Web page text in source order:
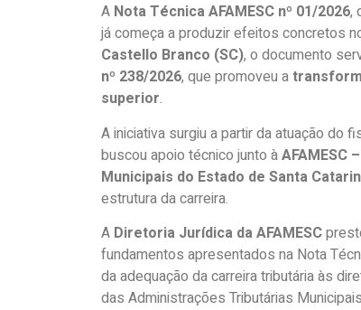
A Nota Técnica AFAMESC nº 01/2026,
já começa a produzir efeitos concretos
Castello Branco (SC), o documento
nº 238/2026, que promoveu a
superior.
A iniciativa surgiu a partir da atuação do
buscou apoio técnico junto àAFAMESC
Municipais do Estado de Santa
estrutura da carreira.
A Diretoria Jurídica da AFAMESC
fundamentos apresentados na Nota
da adequação da carreira tributária às
das Administrações Tributárias